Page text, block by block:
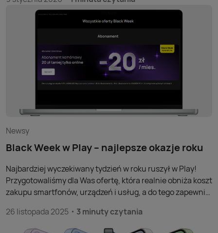
urządzeń do codziennego użytku, po zaawansowane
smartfony z segmentu premium.
Newsy
Black Week w Play – najlepsze okazje roku
Najbardziej wyczekiwany tydzień w roku ruszył w Play!
Przygotowaliśmy dla Was ofertę, która realnie obniża koszt
zakupu smartfonów, urządzeń i usług, a do tego zapewnia
dopiero dołączacie do Play, przenosicie numer, czy
przedłużacie umowę – każdy znajdzie tu coś dla siebie. To
26 listopada 2025 3 minuty czytania